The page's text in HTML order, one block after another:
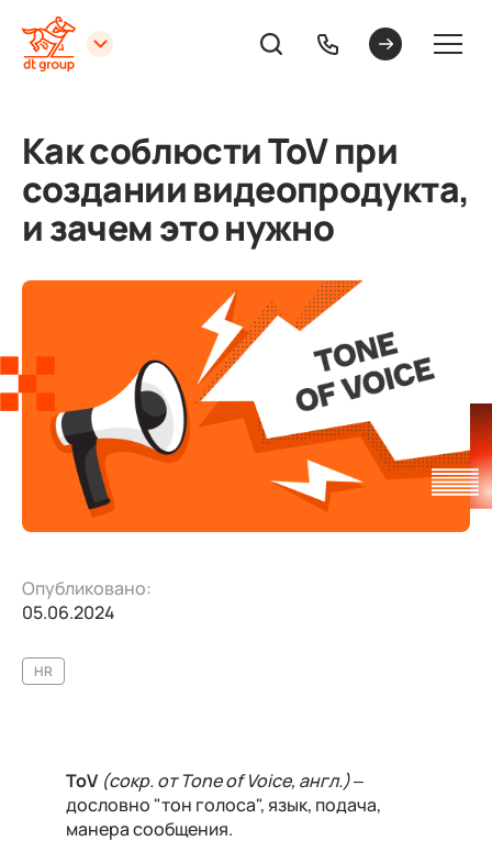
Как соблюсти ToV при
создании видеопродукта,
и зачем это нужно
Опубликовано:
05.06.2024
HR
ToV (сокр. от Tone of Voice, англ.)–
дословно "тон голоса", язык, подача,
манера сообщения.